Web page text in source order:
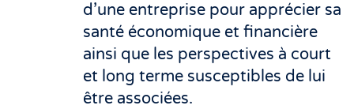
d’une entreprise pour apprécier sa
santé économique et financière
ainsi que les perspectives à court
et long terme susceptibles de lui
être associées.